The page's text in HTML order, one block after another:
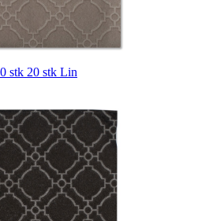
stk 20 stk Lin